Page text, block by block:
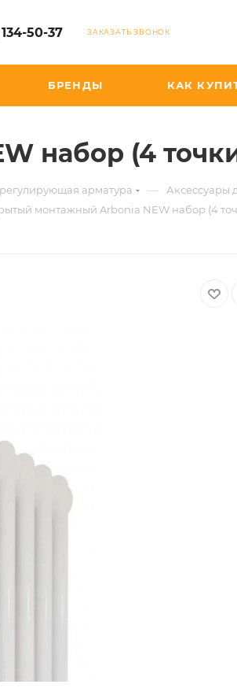
50-37 ЗАКАЗАТЬ ЗВОНОК
БРЕНДЫ КАК
набор (4
арматура — Аксессуары
монтажный Arbonia NEW набор (4